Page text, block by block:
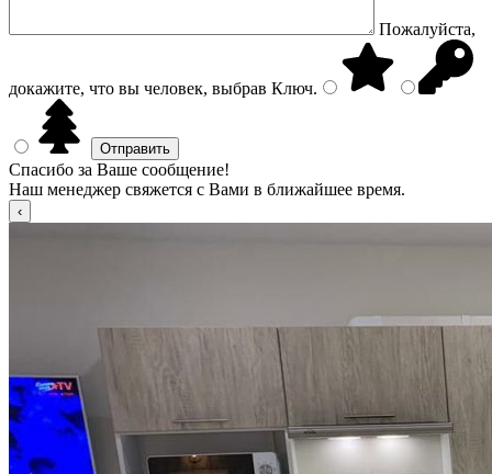
Пожалуйста,
докажите, что вы человек, выбрав Ключ.
Спасибо за Ваше сообщение!
Наш менеджер свяжется с Вами в ближайшее время.